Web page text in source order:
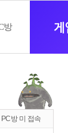
방
PC방 미 접속